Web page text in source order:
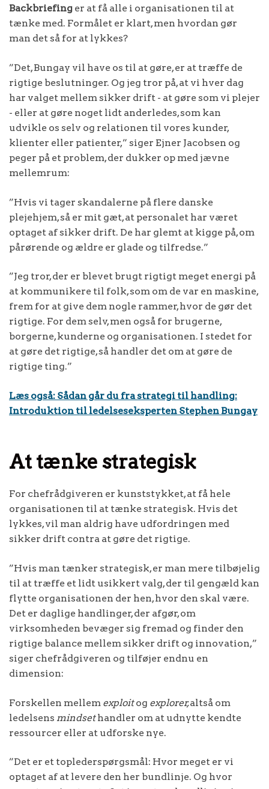
Backbriefing er at få alle i organisationen til at
tænke med. Formålet er klart, men hvordan gør
man det så for at lykkes?
”Det, Bungay vil have os til at gøre, er at træffe de
rigtige beslutninger. Og jeg tror på, at vi hver dag
har valget mellem sikker drift - at gøre som vi plejer
- eller at gøre noget lidt anderledes, som kan
udvikle os selv og relationen til vores kunder,
klienter eller patienter,” siger Ejner Jacobsen og
peger på et problem, der dukker op med jævne
mellemrum:
”Hvis vi tager skandalerne på flere danske
plejehjem, så er mit gæt, at personalet har været
optaget af sikker drift. De har glemt at kigge på, om
pårørende og ældre er glade og tilfredse.”
”Jeg tror, der er blevet brugt rigtigt meget energi på
at kommunikere til folk, som om de var en maskine,
frem for at give dem nogle rammer, hvor de gør det
rigtige. For dem selv, men også for brugerne,
borgerne, kunderne og organisationen. I stedet for
at gøre det rigtige, så handler det om at gøre de
rigtige ting.”
Læs også: Sådan går du fra strategi til handling:
Introduktion til ledelseseksperten Stephen Bungay
At tænke strategisk
For chefrådgiveren er kunststykket, at få hele
organisationen til at tænke strategisk. Hvis det
lykkes, vil man aldrig have udfordringen med
sikker drift contra at gøre det rigtige.
”Hvis man tænker strategisk, er man mere tilbøjelig
til at træffe et lidt usikkert valg, der til gengæld kan
flytte organisationen der hen, hvor den skal være.
Det er daglige handlinger, der afgør, om
virksomheden bevæger sig fremad og finder den
rigtige balance mellem sikker drift og innovation,”
siger chefrådgiveren og tilføjer endnu en
dimension:
Forskellen mellem exploitog explorer,altså om
ledelsens mindsethandler om at udnytte kendte
ressourcer eller at udforske nye.
”Det er et toplederspørgsmål: Hvor meget er vi
optaget af at levere den her bundlinje. Og hvor